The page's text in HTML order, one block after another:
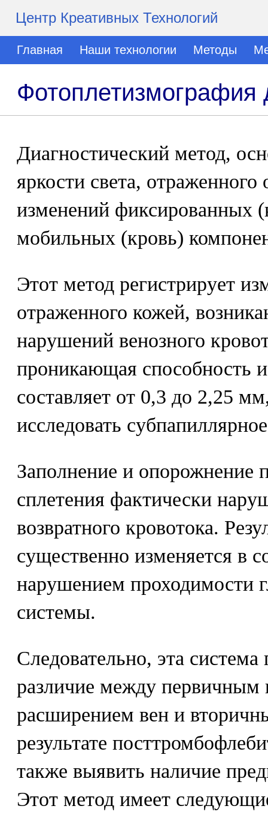
Центр Креативных Технологий
Главная Наши технологии Методы
Фотоплетизмография
Диагностический метод,
яркости света, отраженного
изменений фиксированных
мобильных (кровь)
Этот метод регистрирует
отраженного кожей,
нарушений венозного
проникающая способность
составляет от 0,3 до 2,25
исследовать
Заполнение и опорожнение
сплетения фактически
возвратного кровотока.
существенно изменяется в
нарушением проходимости
системы.
Следовательно, эта система
различие между первичным
расширением вен и
результате
также выявить наличие
Этот метод имеет